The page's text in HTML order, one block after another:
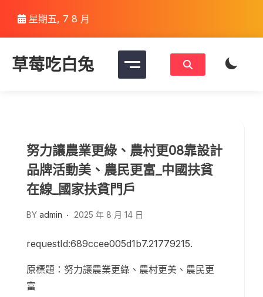
content
星期五, 7 8 月
草莓吃白兔
努力讓農業更綠、農村更08靠設計
品牌活動美、農民更富_中國扶貧
在線_國家扶貧門戶
BY admin 2025 年 8 月 14 日
requestId:689ccee005d1b7.21779215.
原標題：努力讓農業更綠、農村更美、農民更
富